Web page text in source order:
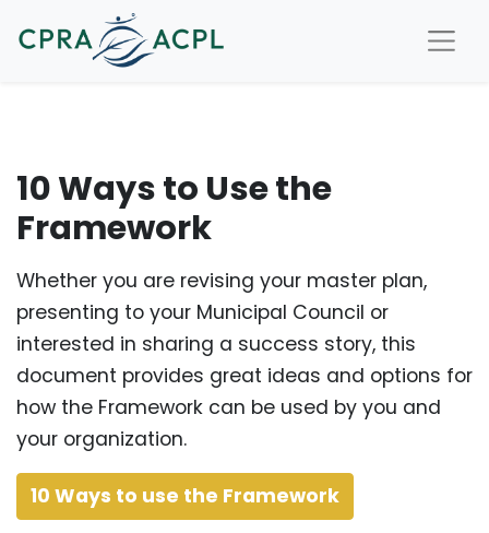
10 Ways to Use the
Framework
Whether you are revising your master plan,
presenting to your Municipal Council or
interested in sharing a success story, this
document provides great ideas and options for
how the Framework can be used by you and
your organization.
10 Ways to use the Framework